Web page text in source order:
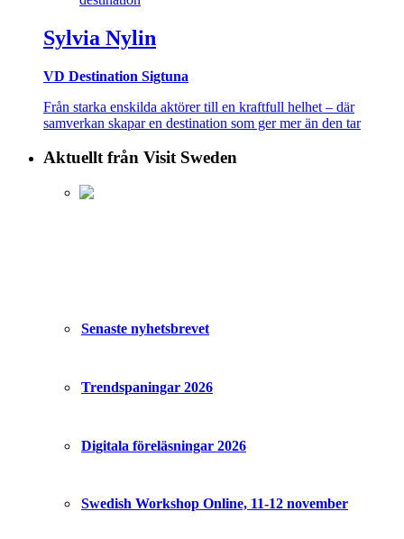
Sylvia Nylin
VD Destination Sigtuna
Från starka enskilda aktörer till en kraftfull helhet – där
samverkan skapar en destination som ger mer än den tar
Aktuellt från Visit Sweden
Senaste nyhetsbrevet
Trendspaningar 2026
Digitala föreläsningar 2026
Swedish Workshop Online, 11-12 november